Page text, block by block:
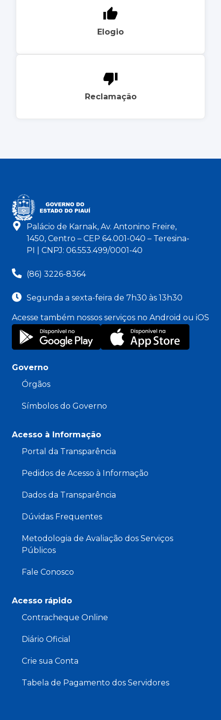
Elogio
Reclamação
Palácio de Karnak, Av. Antonino Freire,
1450, Centro – CEP 64.001-040 – Teresina-
PI | CNPJ: 06.553.499/0001-40
(86) 3226-8364
Segunda a sexta-feira de 7h30 às 13h30
Acesse também nossos serviços no Android ou iOS
Governo
Órgãos
Símbolos do Governo
Acesso à Informação
Portal da Transparência
Pedidos de Acesso à Informação
Dados da Transparência
Dúvidas Frequentes
Metodologia de Avaliação dos Serviços
Públicos
Fale Conosco
Acesso rápido
Contracheque Online
Diário Oficial
Crie sua Conta
Tabela de Pagamento dos Servidores